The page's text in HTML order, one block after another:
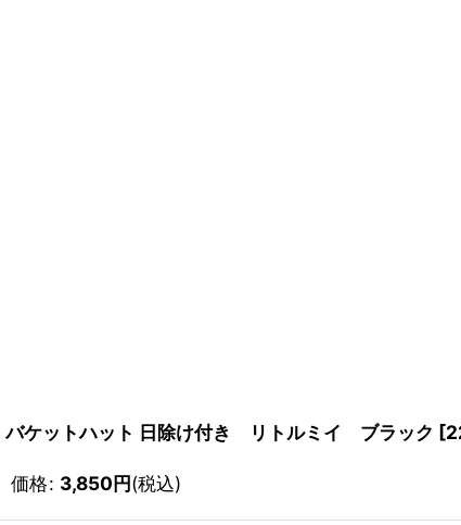
バケットハット 日除け付き リトルミイ ブラック [
価格: 3,850円(税込)